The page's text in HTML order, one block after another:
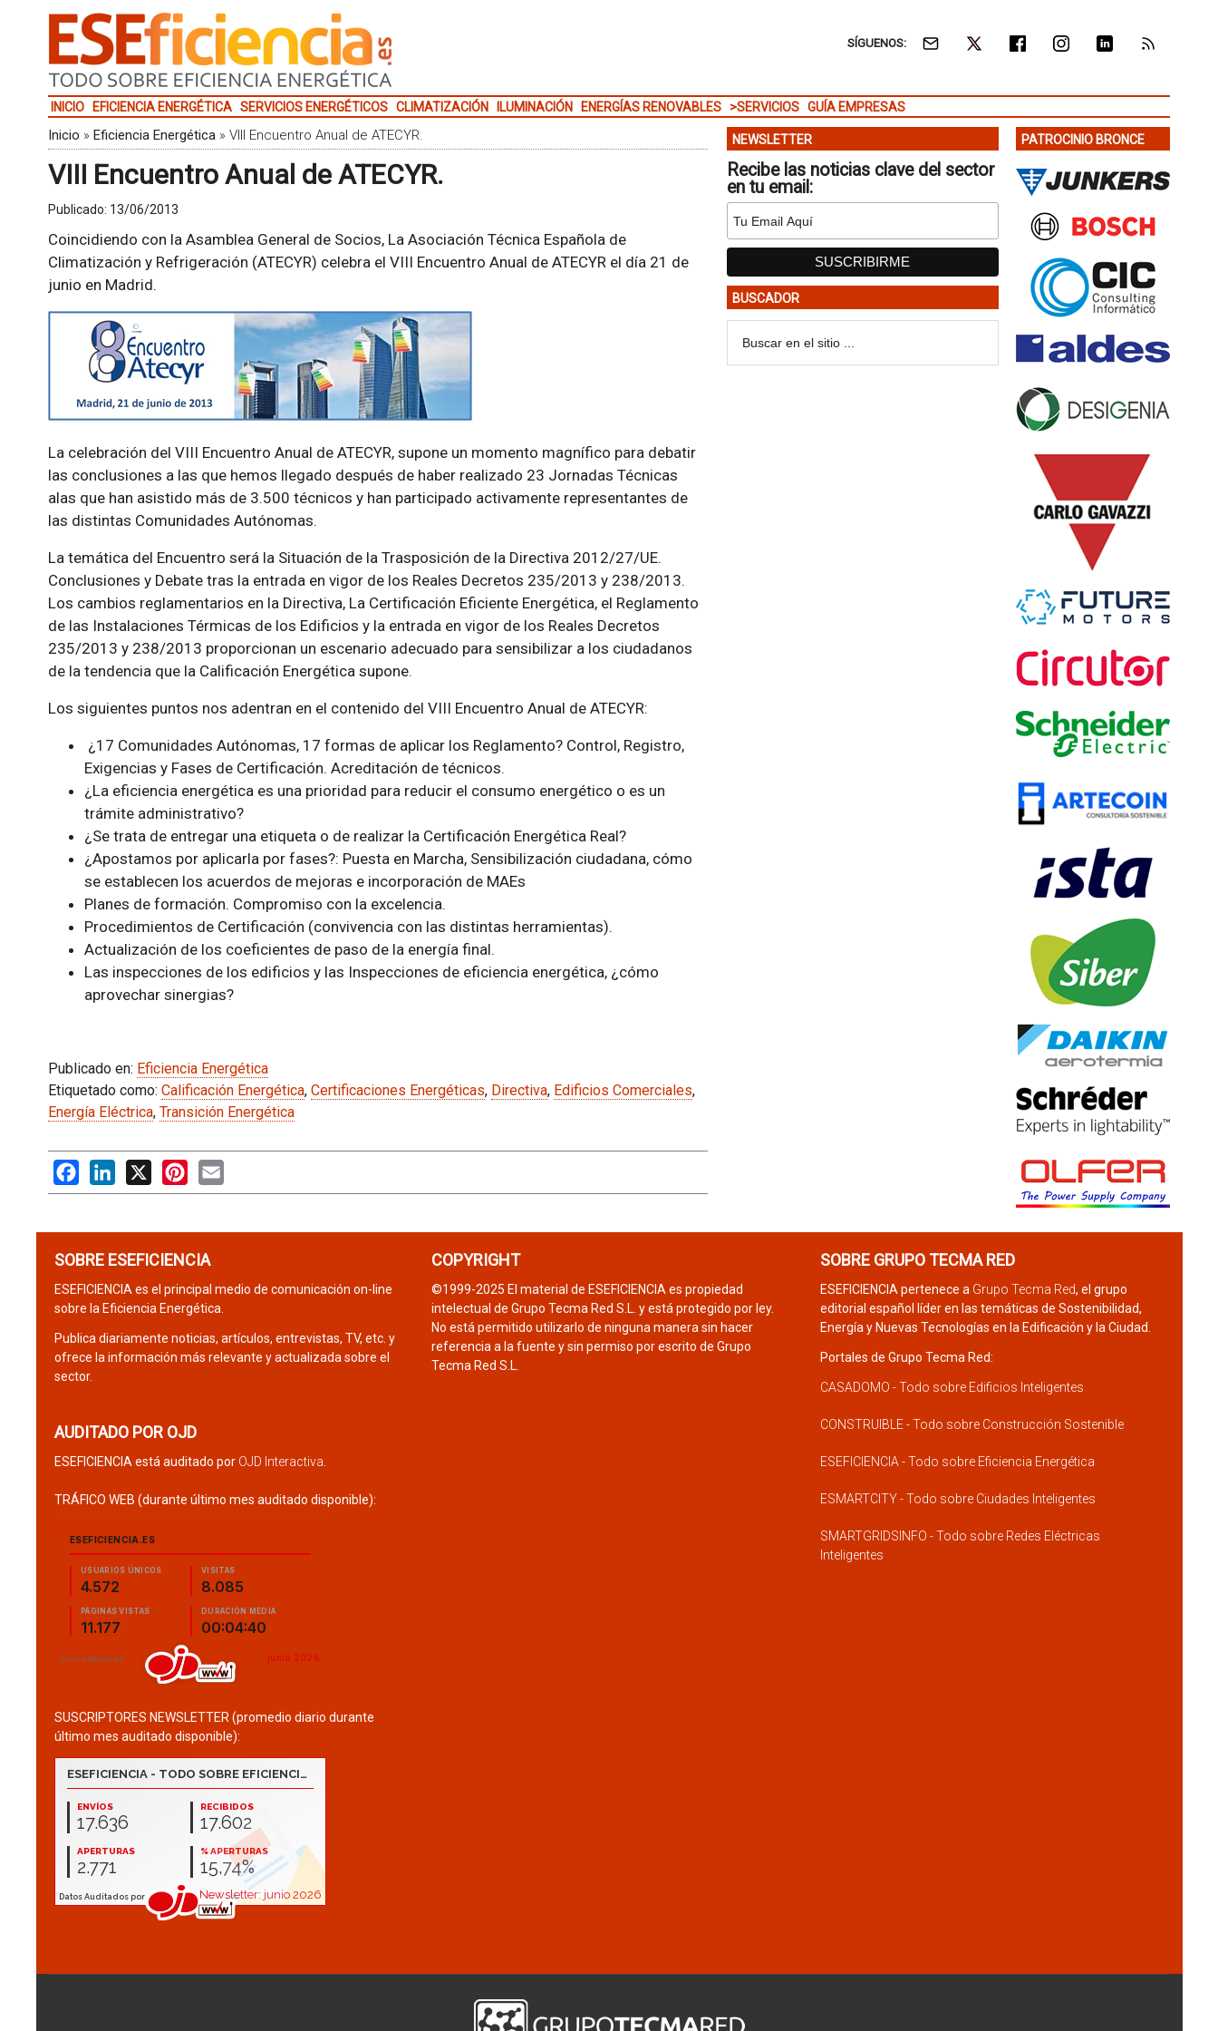
SÍGUENOS:
INICIO EFICIENCIA ENERGÉTICA SERVICIOS ENERGÉTICOS CLIMATIZACIÓN ILUMINACIÓN ENERGÍAS RENOVABLES >SERVICIOS GUÍA EMPRESAS
Inicio » Eficiencia Energética» VIII Encuentro Anual de ATECYR.
VIII Encuentro Anual de ATECYR.
Publicado: 13/06/2013
Coincidiendo con la Asamblea General de Socios, La Asociación Técnica Española de
Climatización y Refrigeración (ATECYR) celebra el VIII Encuentro Anual de ATECYR el día 21 de
junio en Madrid.
La celebración del VIII Encuentro Anual de ATECYR, supone un momento magnífico para debatir
las conclusiones a las que hemos llegado después de haber realizado 23 Jornadas Técnicas
alas que han asistido más de 3.500 técnicos y han participado activamente representantes de
las distintas Comunidades Autónomas.
La temática del Encuentro será la Situación de la Trasposición de la Directiva 2012/27/UE.
Conclusiones y Debate tras la entrada en vigor de los Reales Decretos 235/2013 y 238/2013.
Los cambios reglamentarios en la Directiva, La Certificación Eficiente Energética, el Reglamento
de las Instalaciones Térmicas de los Edificios y la entrada en vigor de los Reales Decretos
235/2013 y 238/2013 proporcionan un escenario adecuado para sensibilizar a los ciudadanos
de la tendencia que la Calificación Energética supone.
Los siguientes puntos nos adentran en el contenido del VIII Encuentro Anual de ATECYR:
¿17 Comunidades Autónomas, 17 formas de aplicar los Reglamento? Control, Registro,
Exigencias y Fases de Certificación. Acreditación de técnicos.
¿La eficiencia energética es una prioridad para reducir el consumo energético o es un
trámite administrativo?
¿Se trata de entregar una etiqueta o de realizar la Certificación Energética Real?
¿Apostamos por aplicarla por fases?: Puesta en Marcha, Sensibilización ciudadana, cómo
se establecen los acuerdos de mejoras e incorporación de MAEs
Planes de formación. Compromiso con la excelencia.
Procedimientos de Certificación (convivencia con las distintas herramientas).
Actualización de los coeficientes de paso de la energía final.
Las inspecciones de los edificios y las Inspecciones de eficiencia energética, ¿cómo
aprovechar sinergias?
Publicado en: Eficiencia Energética
Etiquetado como: Calificación Energética, Certificaciones Energéticas, Directiva, Edificios Comerciales,
Energía Eléctrica, Transición Energética
FacebookLinkedIn
X PinterestEmail
NEWSLETTER
Recibe las noticias clave del sector
en tu email:
BUSCADOR
PATROCINIO BRONCE
SOBRE ESEFICIENCIA
ESEFICIENCIA es el principal medio de comunicación on-line
sobre la Eficiencia Energética.
Publica diariamente noticias, artículos, entrevistas, TV, etc. y
ofrece la información más relevante y actualizada sobre el
sector.
AUDITADO POR OJD
ESEFICIENCIA está auditado por OJD Interactiva
TRÁFICO WEB (durante último mes auditado disponible):
SUSCRIPTORES NEWSLETTER (promedio diario durante
último mes auditado disponible):
COPYRIGHT
©1999-2025 El material de ESEFICIENCIA es propiedad
intelectual de Grupo Tecma Red S.L. y está protegido por ley.
No está permitido utilizarlo de ninguna manera sin hacer
referencia a la fuente y sin permiso por escrito de Grupo
Tecma Red S.L.
SOBRE GRUPO TECMA RED
ESEFICIENCIA pertenece a Grupo Tecma Red, el grupo
editorial español líder en las temáticas de Sostenibilidad,
Energía y Nuevas Tecnologías en la Edificación y la Ciudad.
Portales de Grupo Tecma Red:
CASADOMO - Todo sobre Edificios Inteligentes
CONSTRUIBLE - Todo sobre Construcción Sostenible
ESEFICIENCIA - Todo sobre Eficiencia Energética
ESMARTCITY - Todo sobre Ciudades Inteligentes
SMARTGRIDSINFO - Todo sobre Redes Eléctricas
Inteligentes